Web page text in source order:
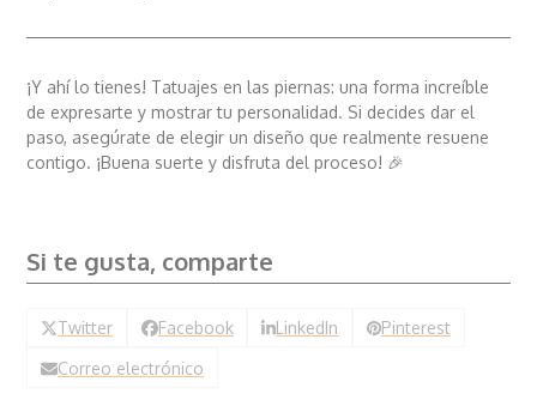
¡Y ahí lo tienes! Tatuajes en las piernas: una forma increíble
de expresarte y mostrar tu personalidad. Si decides dar el
paso, asegúrate de elegir un diseño que realmente resuene
contigo. ¡Buena suerte y disfruta del proceso! 🎉
course byHugo Feist
promotions.
Si te gusta, comparte
Twitter Facebook LinkedIn
Pinterest
Correo electrónico